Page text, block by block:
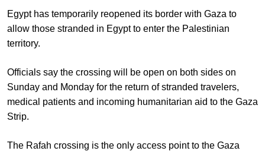
Egypt has temporarily reopened its border with Gaza to
allow those stranded in Egypt to enter the Palestinian
territory.
Officials say the crossing will be open on both sides on
Sunday and Monday for the return of stranded travelers,
medical patients and incoming humanitarian aid to the Gaza
Strip.
The Rafah crossing is the only access point to the Gaza